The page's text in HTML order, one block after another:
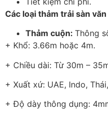
Các loại thảm trải sàn
Thảm cuộn: Thông
+ Khổ: 3.66m hoặc 4m.
+ Chiều dài: Từ 30m –
+ Xuất xứ: UAE, Indo,
+ Độ dày thông dụng: